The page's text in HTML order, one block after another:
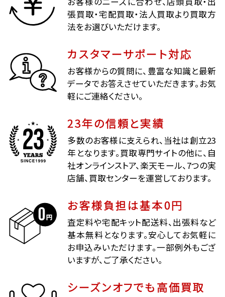
張買取・宅配買取・法人買取より買取方
法をお選びいただけます。
カスタマーサポート対応
お客様からの質問に、豊富な知識と最新
データでお答えさせていただきます。お気
軽にご連絡ください。
23年の信頼と実績
多数のお客様に支えられ、当社は創立23
年となります。買取専門サイトの他に、自
社オンラインストア、楽天モール、7つの実
店舗、買取センターを運営しております。
お客様負担は基本0円
査定料や宅配キット配送料、出張料など
基本無料となります。安心してお気軽に
お申込みいただけます。一部例外もござ
いますが、ご了承ください。
シーズンオフでも高価買取